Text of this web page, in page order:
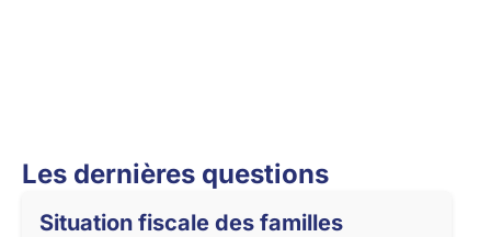
Les dernières questions
Situation fiscale des familles